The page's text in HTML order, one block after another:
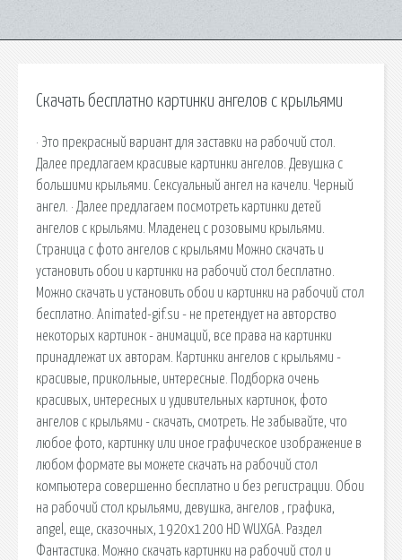
Скачать бесплатно картинки ангелов с крыльями
· Это прекрасный вариант для заставки на рабочий стол.
Далее предлагаем красивые картинки ангелов. Девушка с
большими крыльями. Сексуальный ангел на качели. Черный
ангел. · Далее предлагаем посмотреть картинки детей
ангелов с крыльями. Младенец с розовыми крыльями.
Страница с фото ангелов с крыльями Можно скачать и
установить обои и картинки на рабочий стол бесплатно.
Можно скачать и установить обои и картинки на рабочий стол
бесплатно. Animated-gif.su - не претендует на авторство
некоторых картинок - анимаций, все права на картинки
принадлежат их авторам. Картинки ангелов с крыльями -
красивые, прикольные, интересные. Подборка очень
красивых, интересных и удивительных картинок, фото
ангелов с крыльями - скачать, смотреть. Не забывайте, что
любое фото, картинку или иное графическое изображение в
любом формате вы можете скачать на рабочий стол
компьютера совершенно бесплатно и без регистрации. Обои
на рабочий стол крыльями, девушка, ангелов , графика,
angel, еще, сказочных, 1920x1200 HD WUXGA. Раздел
Фантастика. Можно скачать картинки на рабочий стол и